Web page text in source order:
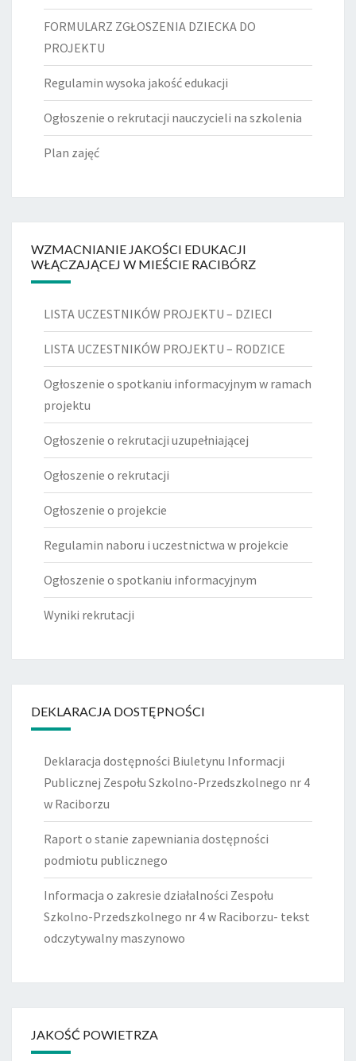
FORMULARZ ZGŁOSZENIA DZIECKA DO
PROJEKTU
Regulamin wysoka jakość edukacji
Ogłoszenie o rekrutacji nauczycieli na szkolenia
Plan zajęć
WZMACNIANIE JAKOŚCI EDUKACJI
WŁĄCZAJĄCEJ W MIEŚCIE RACIBÓRZ
LISTA UCZESTNIKÓW PROJEKTU – DZIECI
LISTA UCZESTNIKÓW PROJEKTU – RODZICE
Ogłoszenie o spotkaniu informacyjnym w ramach
projektu
Ogłoszenie o rekrutacji uzupełniającej
Ogłoszenie o rekrutacji
Ogłoszenie o projekcie
Regulamin naboru i uczestnictwa w projekcie
Ogłoszenie o spotkaniu informacyjnym
Wyniki rekrutacji
DEKLARACJA DOSTĘPNOŚCI
Deklaracja dostępności Biuletynu Informacji
Publicznej Zespołu Szkolno-Przedszkolnego nr 4
w Raciborzu
Raport o stanie zapewniania dostępności
podmiotu publicznego
Informacja o zakresie działalności Zespołu
Szkolno-Przedszkolnego nr 4 w Raciborzu- tekst
odczytywalny maszynowo
JAKOŚĆ POWIETRZA